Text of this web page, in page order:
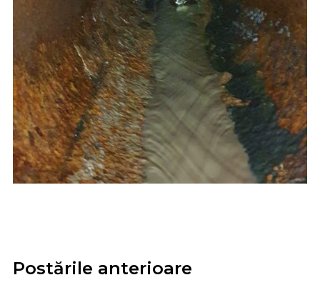
Postările anterioare